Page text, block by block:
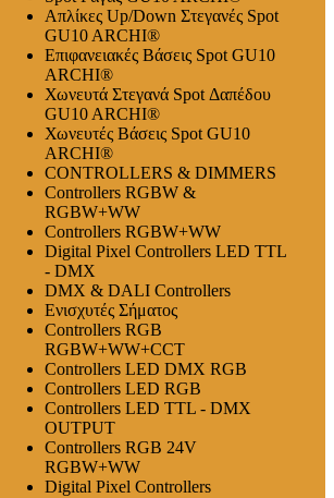
Απλίκες Up/Down Στεγανές Spot
GU10 ARCHI®
Επιφανειακές Βάσεις Spot GU10
ARCHI®
Χωνευτά Στεγανά Spot Δαπέδου
GU10 ARCHI®
Χωνευτές Βάσεις Spot GU10
ARCHI®
CONTROLLERS & DIMMERS
Controllers RGBW &
RGBW+WW
Controllers RGBW+WW
Digital Pixel Controllers LED TTL
- DMX
DMX & DALI Controllers
Ενισχυτές Σήματος
Controllers RGB
RGBW+WW+CCT
Controllers LED DMX RGB
Controllers LED RGB
Controllers LED TTL - DMX
OUTPUT
Controllers RGB 24V
RGBW+WW
Digital Pixel Controllers